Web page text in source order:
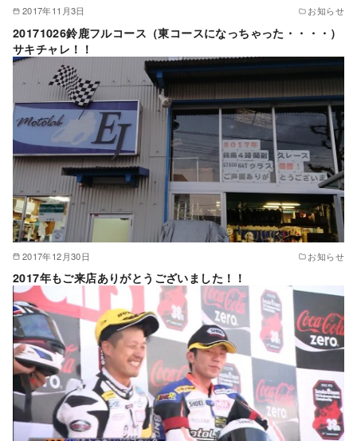
2017年11月3日 お知らせ
20171026鈴鹿フルコース（東コースになっちゃった・・・・）
サキチャレ！！
2017年12月30日 お知らせ
2017年もご来店ありがとうございました！！